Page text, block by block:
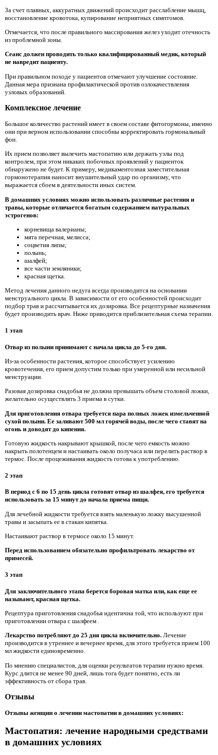
За счет плавных, аккуратных движений происходит расслабление мышц,
восстановление кровотока, купирование неприятных симптомов.
Отмечается, что после правильного массирования желез уходит отечность
из проблемной зоны.
Сеанс должен проводить только квалифицированный медик, который
не навредит пациенту.
При правильном походе у пациентов отмечают улучшение состояние.
Данная мера признана профилактической против озлокачествления
узловых образований.
Комплексное лечение
Большое количество растений имеет в своем составе фитогормоны, именно
они при верном использовании способны корректировать гормональный
фон.
Их прием позволяет вылечить мастопатию или держать узлы под
контролем, при этом никаких побочных проявлений у пациенток
обнаружено не будет. К примеру, медикаментозная заместительная
гормонотерапия наносит внушительный удар по организму, что
выражается сбоем в деятельности иных систем.
В домашних условиях можно использовать различные растения и
травы, которые отличается богатым содержанием натуральных
эстрогенов:
корневища валерианы;
мята перечная, мелисса;
соцветия липы;
полынь;
шалфей;
все части земляники;
красная щетка.
Метод лечения данного недуга всегда производится на основании
менструального цикла. В зависимости от его особенностей происходит
подбор трав и рассчитывается их дозировка. Все рецептурные назначения
будет производить врач. Ниже приводится приблизительная схема терапии.
1 этап
Отвар из полыни принимают с начала цикла до 5-го дня.
Из-за особенности растения, которое способствует усилению
кровотечения, его прием допустим только при умеренной или несильной
менструации.
Разовая дозировка снадобья не должна превышать объем столовой ложки,
желательно осуществлять 3 приема в сутки.
Для приготовления отвара требуется пара полных ложек измельченной
сухой полыни. Ее заливают 500 мл горячей воды, после чего ставят на
огонь и доводят до кипения.
Готовую жидкость накрывают крышкой, после чего емкость можно
накрыть полотенцем и настаивать около получаса или перелить раствор в
термос. После процеживания жидкость готова к употреблению.
2 этап
В период с 6 по 15 день цикла готовят отвар из шалфея, его требуется
использовать за 15 минут до начала приема пищи.
Для лечебной жидкости требуется взять маленькую ложку высушенной
травы и засыпать ее в стакан кипятка.
Настаивают раствор в термосе около 15 минут.
Перед использованием обязательно профильтровать лекарство от
примесей.
3 этап
Для заключительного этапа берется боровая матка или, как еще ее
называют, красная щетка.
Рецептура приготовления снадобья идентична той, что используют при
приготовлении отвара с шалфеем .
Лекарство потребляют до 25 дня цикла включительно. Лечение
производится в утреннее и вечернее время, для этого требуется прием 100
мл жидкости единовременно.
По мнению специалистов, для оценки результатов терапии нужно время.
Курс длится не менее 90 дней, лишь тога будет понятно, есть ли
эффективность от сбора трав.
Отзывы
Отзывы женщин о лечении мастопатии в домашних условиях:
Мастопатия: лечение народными средствами
в домашних условиях